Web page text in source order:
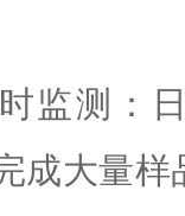
监测：
成大量